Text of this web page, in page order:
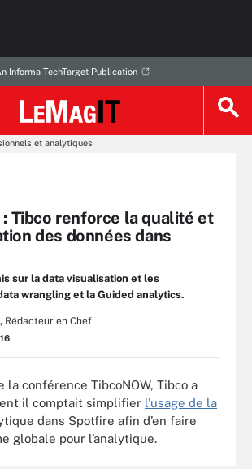
Informa TechTarget Publication
et analytiques
: Tibco renforce la qualité et
des données dans
sur la data visualisation et les
wrangling et la Guided analytics.
Rédacteur en Chef
la conférence TibcoNOW, Tibco a
il comptait simplifier l’usage de la
dans Spotfire afin d’en faire
globale pour l’analytique.